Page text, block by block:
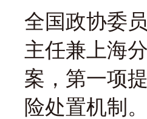
全国政协委
主任兼上海
案，第一项
险处置机制